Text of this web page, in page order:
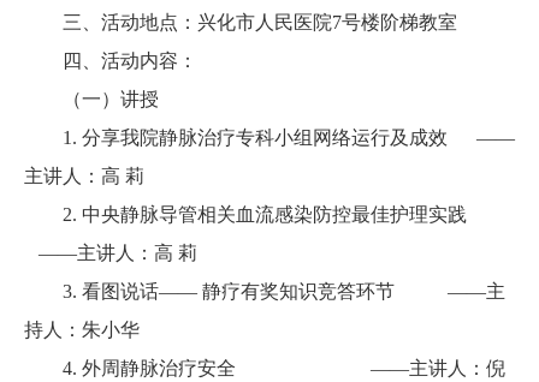
三、活动地点：兴化市人民医院7号楼阶梯教室
四、活动内容：
（一）讲授
1. 分享我院静脉治疗专科小组网络运行及成效 ——
主讲人：高 莉
2. 中央静脉导管相关血流感染防控最佳护理实践
——主讲人：高 莉
3. 看图说话—— 静疗有奖知识竞答环节 ——主
持人：朱小华
4. 外周静脉治疗安全 ——主讲人：倪